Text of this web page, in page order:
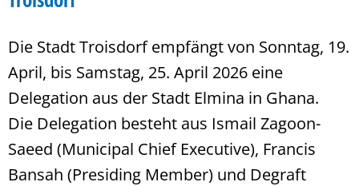
Die Stadt Troisdorf empfängt von Sonntag, 19.
April, bis Samstag, 25. April 2026 eine
Delegation aus der Stadt Elmina in Ghana.
Die Delegation besteht aus Ismail Zagoon-
Saeed (Municipal Chief Executive), Francis
Bansah (Presiding Member) und Degraft